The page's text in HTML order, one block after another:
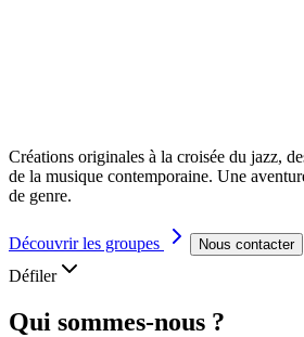
Créations originales à la croisée du jazz,
de la musique contemporaine. Une
de genre.
Découvrir les groupes Nous contacter
Défiler
Qui sommes-nous ?